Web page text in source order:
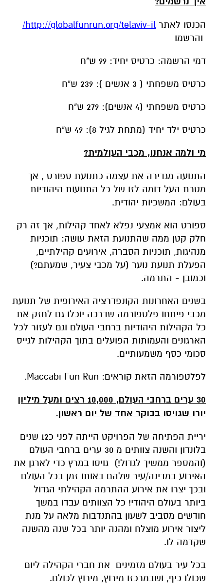
הכנסו לאתר http://globalfunrun.org/telaviv-il/
והרשמו
דמי הרשמה: כרטיס יחיד: 99 ש"ח
כרטיס משפחתי ( 3 אנשים ): 239 ש"ח
כרטיס משפחתי (4 אנשים): 279 ש"ח
כרטיס ילד יחיד (מתחת לגיל 8): 49 ש"ח
מי ולמה אנחנו, מכבי העולמית?
התנועה מגדירה את עצמה כתנועת ספורט , אך
מטרת העל דומה לזו של כל התנועות היהודיות
בעולם: המשכיות יהודית.
ספורט הוא אמצעי נפלא לאחד קהילות, אך זה רק
חלק קטן ממה שהתנועת הזאת עושה: תוכניות
מנהיגות, תוכניות הסברה, אירועים קהילתיים,
הפעלת תנועת נוער (על מכבי צעיר, שמעתם?)
וכמובן - התרמה.
בשנים האחרונות הקונפדרציה האירופית של תנועת
מכבי פיתחו פלטפורמה שדרכה יוכלו גם לחזק את
כל הקהילות היהודיות ברחבי העולם וגם לעזור לכל
הארגונים והעמותות הפועלים בתוך הקהילות לגייס
סכומי כסף משמעותיים.
לפלטפורמה הזאת קוראים: Maccabi Fun Run.
30 ערים ברחבי העולם, 10,000 רצים ומעל מיליון
יורו שגויסו בבוקר אחד של יום ראשון.
יריית הפתיחה של הפרויקט הייתה לפני כ12 שנים
בלונדון והשנה צוותים מ 30 ערים ברחבי העולם
(והמספר ממשיך לגדול!) גויסו במרץ כדי לארגן את
האירוע במדינה/עיר שלהם באותו זמן בכל העולם
ובכך יצרו את אירוע ההתרמה הקהילתי הגדול
ביותר בעולם היהודי! כל הצוותים עבדו במשך
חודשים מסביב לשעון בהתנדבות מלאה על מנת
ליצור אירוע מוצלח ומהנה יותר בכל שנה מהשנה
שקדמה לו.
בכל עיר בעולם מזמינים את חברי הקהילה ליום
שכולו כיף, ושבמרכזו מירוץ, מירוץ לכולם.